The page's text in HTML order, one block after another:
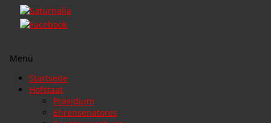
Menü
Zum
Inhalt
Startseite
Hofstaat
Präsidium
Ehrensenatores